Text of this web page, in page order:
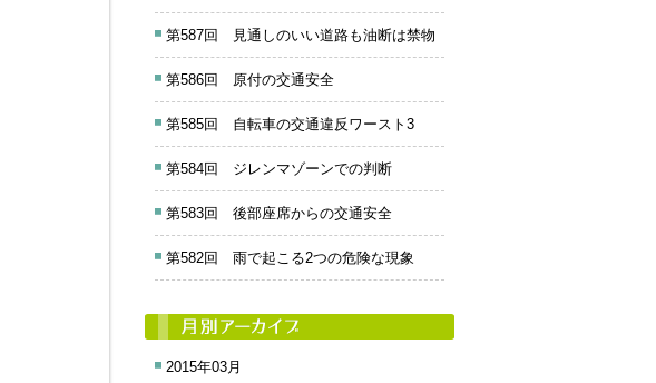
第587回 見通しのいい道路も油断は禁物
第586回 原付の交通安全
第585回 自転車の交通違反ワースト3
第584回 ジレンマゾーンでの判断
第583回 後部座席からの交通安全
第582回 雨で起こる2つの危険な現象
2015年03月